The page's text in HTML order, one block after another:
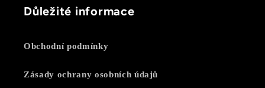
Důležité informace
Obchodní podmínky
Zásady ochrany osobních údajů